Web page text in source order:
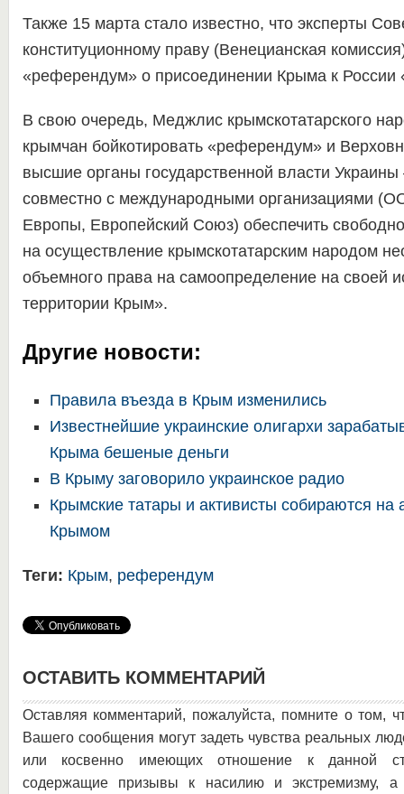
Также 15 марта стало известно, что эксперты
конституционному праву (Венецианская
«референдум» о присоединении Крыма к России
В свою очередь, Меджлис крымскотатарского
крымчан бойкотировать «референдум» и
высшие органы государственной власти
совместно с международными организациями
Европы, Европейский Союз) обеспечить
на осуществление крымскотатарским народом
объемного права на самоопределение на своей
территории Крым».
Другие новости:
Правила въезда в Крым изменились
Известнейшие украинские олигархи
Крыма бешеные деньги
В Крыму заговорило украинское радио
Крымские татары и активисты собираются на
Крымом
Теги: Крым, референдум
ОСТАВИТЬ КОММЕНТАРИЙ
Оставляя комментарий, пожалуйста, помните о том,
Вашего сообщения могут задеть чувства реальных
или косвенно имеющих отношение к данной
содержащие призывы к насилию и экстремизму, а